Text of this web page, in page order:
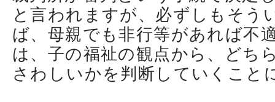
と言われますが、必ずしもそう
ば、母親でも非行等があれば不
は、子の福祉の観点から、どち
さわしいかを判断していくこと